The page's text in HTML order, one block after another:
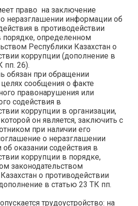
право на заключение
неразглашении информации об
в противодействии
порядке, определенном
Республики Казахстан о
коррупции (дополнение в
пп. 26).
обязан при обращении
сообщения о факте
правонарушения или
содействия в
коррупции в организации,
он является, заключить с
при наличии его
о неразглашении
оказании содействия в
коррупции в порядке,
законодательством
о противодействии
в статью 23 ТК пп.
трудоустройство: на